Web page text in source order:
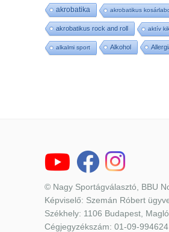
akrobatika akrobatikus
akrobatikus rock and roll aktív
alkalmi sport Alkohol
© Nagy Sportágválasztó, BBU
Képviselő: Szemán Róbert
Székhely: 1106 Budapest,
Cégjegyzékszám: 01-09-994624